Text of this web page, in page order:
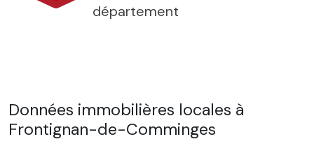
département
Données immobilières locales à
Frontignan-de-Comminges